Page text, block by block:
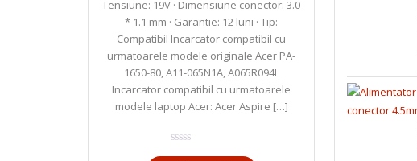
Tensiune: 19V · Dimensiune conector: 3.0
* 1.1 mm · Garantie: 12 luni · Tip:
Compatibil Incarcator compatibil cu
urmatoarele modele originale Acer PA-
1650-80, A11-065N1A, A065R094L
Incarcator compatibil cu urmatoarele
modele laptop Acer: Acer Aspire […]